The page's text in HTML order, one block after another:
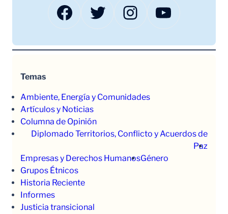
Facebook Twitter Instagram YouTube
Temas
Ambiente, Energía y Comunidades
Artículos y Noticias
Columna de Opinión
Diplomado Territorios, Conflicto y Acuerdos de
Paz
Empresas y Derechos HumanosGénero
Grupos Étnicos
Historia Reciente
Informes
Justicia transicional